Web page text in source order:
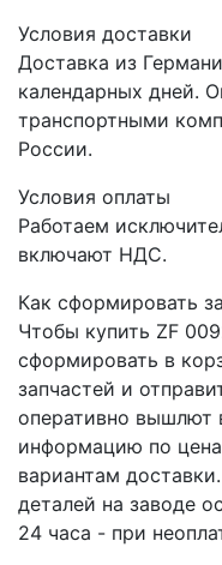
Условия доставки
Доставка из
календарных дней.
транспортными
России.
Условия оплаты
Работаем
включают НДС.
Как сформировать
Чтобы купить ZF
сформировать в
запчастей и
оперативно вышлют
информацию по
вариантам
деталей на заводе
24 часа - при